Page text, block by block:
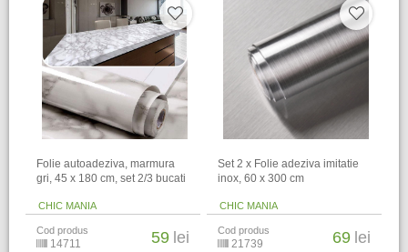
Folie autoadeziva, marmura
gri, 45 x 180 cm, set 2/3 bucati
CHIC MANIA
Cod produs
14711 59 lei
Set 2 x Folie adeziva imitatie
inox, 60 x 300 cm
CHIC MANIA
Cod produs
21739 69 lei